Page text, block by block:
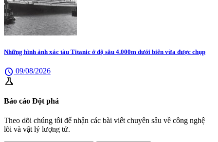
Những hình ảnh xác tàu Titanic ở độ sâu 4.000m dưới biển vừa được chụp
schedule 09/08/2026
science
Báo cáo Đột phá
Theo dõi chúng tôi để nhận các bài viết chuyên sâu về công nghệ
lõi và vật lý lượng tử.